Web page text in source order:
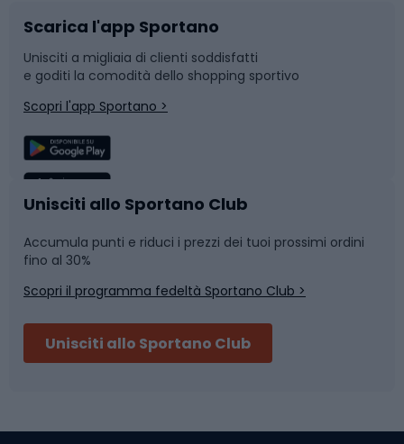
Bushcraft
Corsa
Sport di squadra
Caschi da ciclismo
Skitouring
Abbigliamento da escursionismo
Slitte e slittini
Snowboard
Camminata nordica
Nuoto
Pattinaggio
Componenti per biciclette
Scarica l'app Sportano
Unisciti a migliaia di clienti soddisfatti
e goditi la comodità dello shopping sportivo
Scopri l'app Sportano >
Unisciti allo Sportano Club
Accumula punti e riduci i prezzi dei tuoi prossimi ordini
fino al 30%
Scopri il programma fedeltà Sportano Club >
Unisciti allo Sportano Club